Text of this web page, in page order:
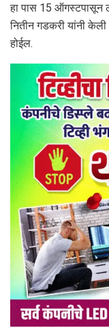
हा पास 15 ऑगस्टपासून
नितीन गडकरी यांनी
होईल.